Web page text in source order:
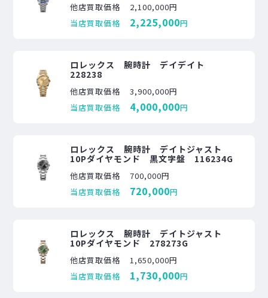
他店買取価格
2,100,000円
当店買取価格
2,225,000円
ロレックス 腕時計 デイデイト
228238
他店買取価格
3,900,000円
当店買取価格
4,000,000円
ロレックス 腕時計 デイトジャスト
10Pダイヤモンド 黒文字盤 116234G
他店買取価格
700,000円
当店買取価格
720,000円
ロレックス 腕時計 デイトジャスト
10Pダイヤモンド 278273G
他店買取価格
1,650,000円
当店買取価格
1,730,000円